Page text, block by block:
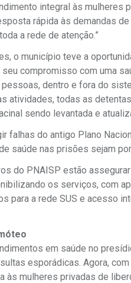
integral às mulheres
rápida às demandas
a rede de atenção.”
o município teve a
compromisso com uma
dentro e fora do
atividades, todas as
sendo levantada e
falhas do antigo Plano
saúde nas prisões sejam
do PNAISP estão
os serviços, com
para a rede SUS e acesso
em saúde no
esporádicas. Agora,
às mulheres privadas de